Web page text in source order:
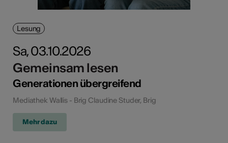
Lesung
Sa, 03.10.2026
Gemeinsam lesen
Generationen übergreifend
Mediathek Wallis - Brig Claudine Studer, Brig
Mehr dazu